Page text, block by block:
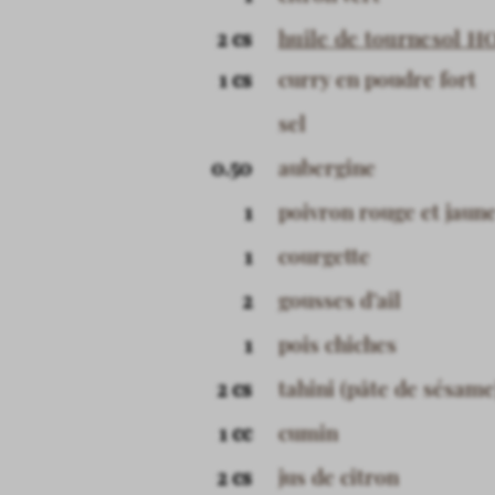
2 cs
huile de tournesol
1 cs
curry en poudre fort
sel
0.50
aubergine
1
poivron rouge et jaune
1
courgette
2
gousses d’ail
1
pois chiches
2 cs
tahini (pâte de
1 cc
cumin
2 cs
jus de citron